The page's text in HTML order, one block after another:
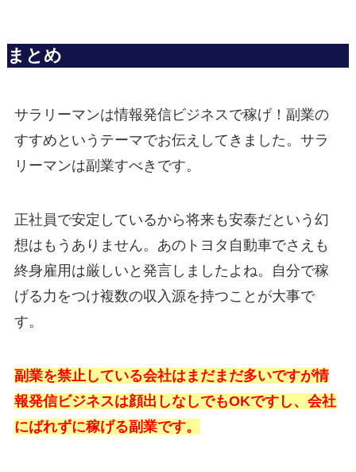
まとめ
サラリーマンは情報発信ビジネスで稼げ！副業の
すすめというテーマでお伝えしてきました。サラ
リーマンは副業すべきです。
正社員で安定しているから将来も安泰だという幻
想はもうありません。あのトヨタ自動車でさえも
終身雇用は厳しいと発言しましたよね。自分で稼
げる力をつけ複数の収入源を持つことが大事で
す。
副業を禁止している会社はまだまだ多いですが情
報発信ビジネスは顔出しなしでもOKですし、会社
にばれずに稼げる副業です。